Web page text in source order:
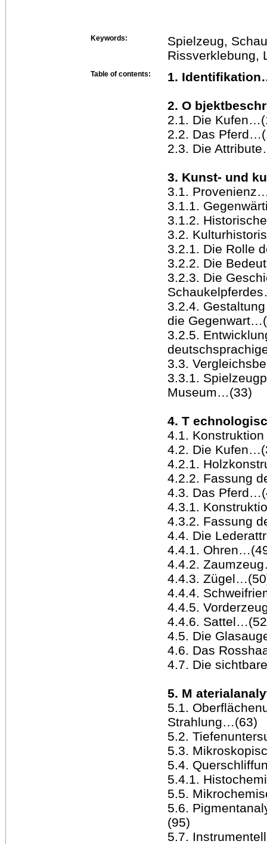
Keywords:
Spielzeug,
Rissverklebung,
Table of contents: 1.
2. O
2.1. Die
2.2. Das
2.3. Die
3. Kunst- und
3.1.
3.1.1.
3.1.2.
3.2.
3.2.1. Die Rolle
3.2.2. Die
3.2.3. Die
3.2.4.
die
3.2.5.
3.3.
3.3.1.
Museum…(33)
4. T
4.1.
4.2. Die
4.2.1.
4.2.2. Fassung
4.3. Das
4.3.1.
4.3.2. Fassung
4.4. Die
4.4.1.
4.4.2.
4.4.3.
4.4.4.
4.4.5.
4.4.6.
4.5. Die
4.6. Das
4.7. Die
5. M
5.1.
Strahlung…(63)
5.2.
5.3.
5.4.
5.4.1.
5.5.
5.6.
(95)
5.7.